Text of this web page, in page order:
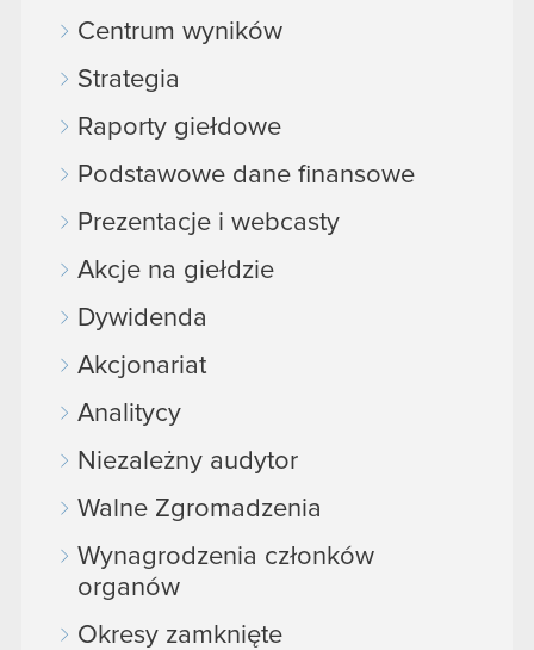
Centrum wyników
Strategia
Raporty giełdowe
Podstawowe dane finansowe
Prezentacje i webcasty
Akcje na giełdzie
Dywidenda
Akcjonariat
Analitycy
Niezależny audytor
Walne Zgromadzenia
Wynagrodzenia członków
organów
Okresy zamknięte